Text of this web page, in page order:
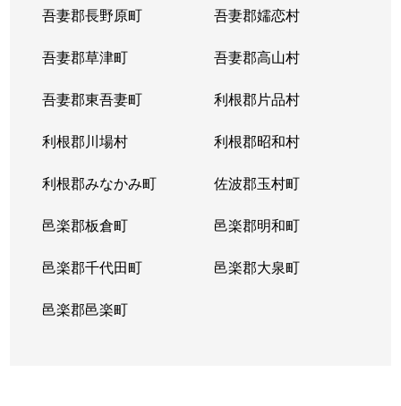
吾妻郡長野原町 吾妻郡嬬恋村
吾妻郡草津町 吾妻郡高山村
吾妻郡東吾妻町 利根郡片品村
利根郡川場村 利根郡昭和村
利根郡みなかみ町 佐波郡玉村町
邑楽郡板倉町 邑楽郡明和町
邑楽郡千代田町 邑楽郡大泉町
邑楽郡邑楽町